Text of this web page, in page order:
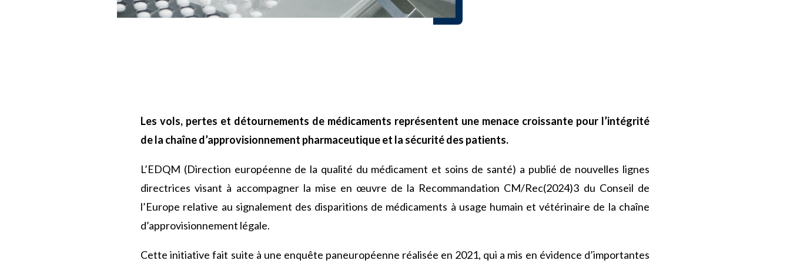
Les vols, pertes et détournements de médicaments représentent une menace croissante pour l’intégrité
de la chaîne d’approvisionnement pharmaceutique et la sécurité des patients.
L’EDQM (Direction européenne de la qualité du médicament et soins de santé) a publié de nouvelles lignes
directrices visant à accompagner la mise en œuvre de la Recommandation CM/Rec(2024)3 du Conseil de
l’Europe relative au signalement des disparitions de médicaments à usage humain et vétérinaire de la chaîne
d’approvisionnement légale.
Cette initiative fait suite à une enquête paneuropéenne réalisée en 2021, qui a mis en évidence d’importantes